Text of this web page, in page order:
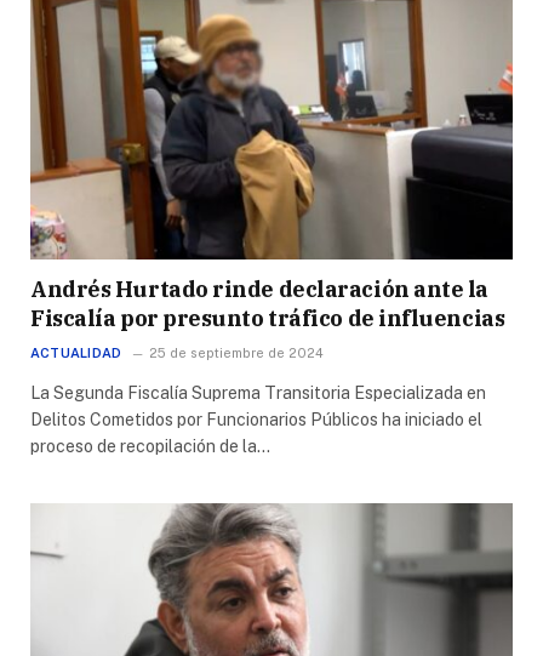
Andrés Hurtado rinde declaración ante la
Fiscalía por presunto tráfico de influencias
ACTUALIDAD 25 de septiembre de 2024
La Segunda Fiscalía Suprema Transitoria Especializada en
Delitos Cometidos por Funcionarios Públicos ha iniciado el
proceso de recopilación de la…